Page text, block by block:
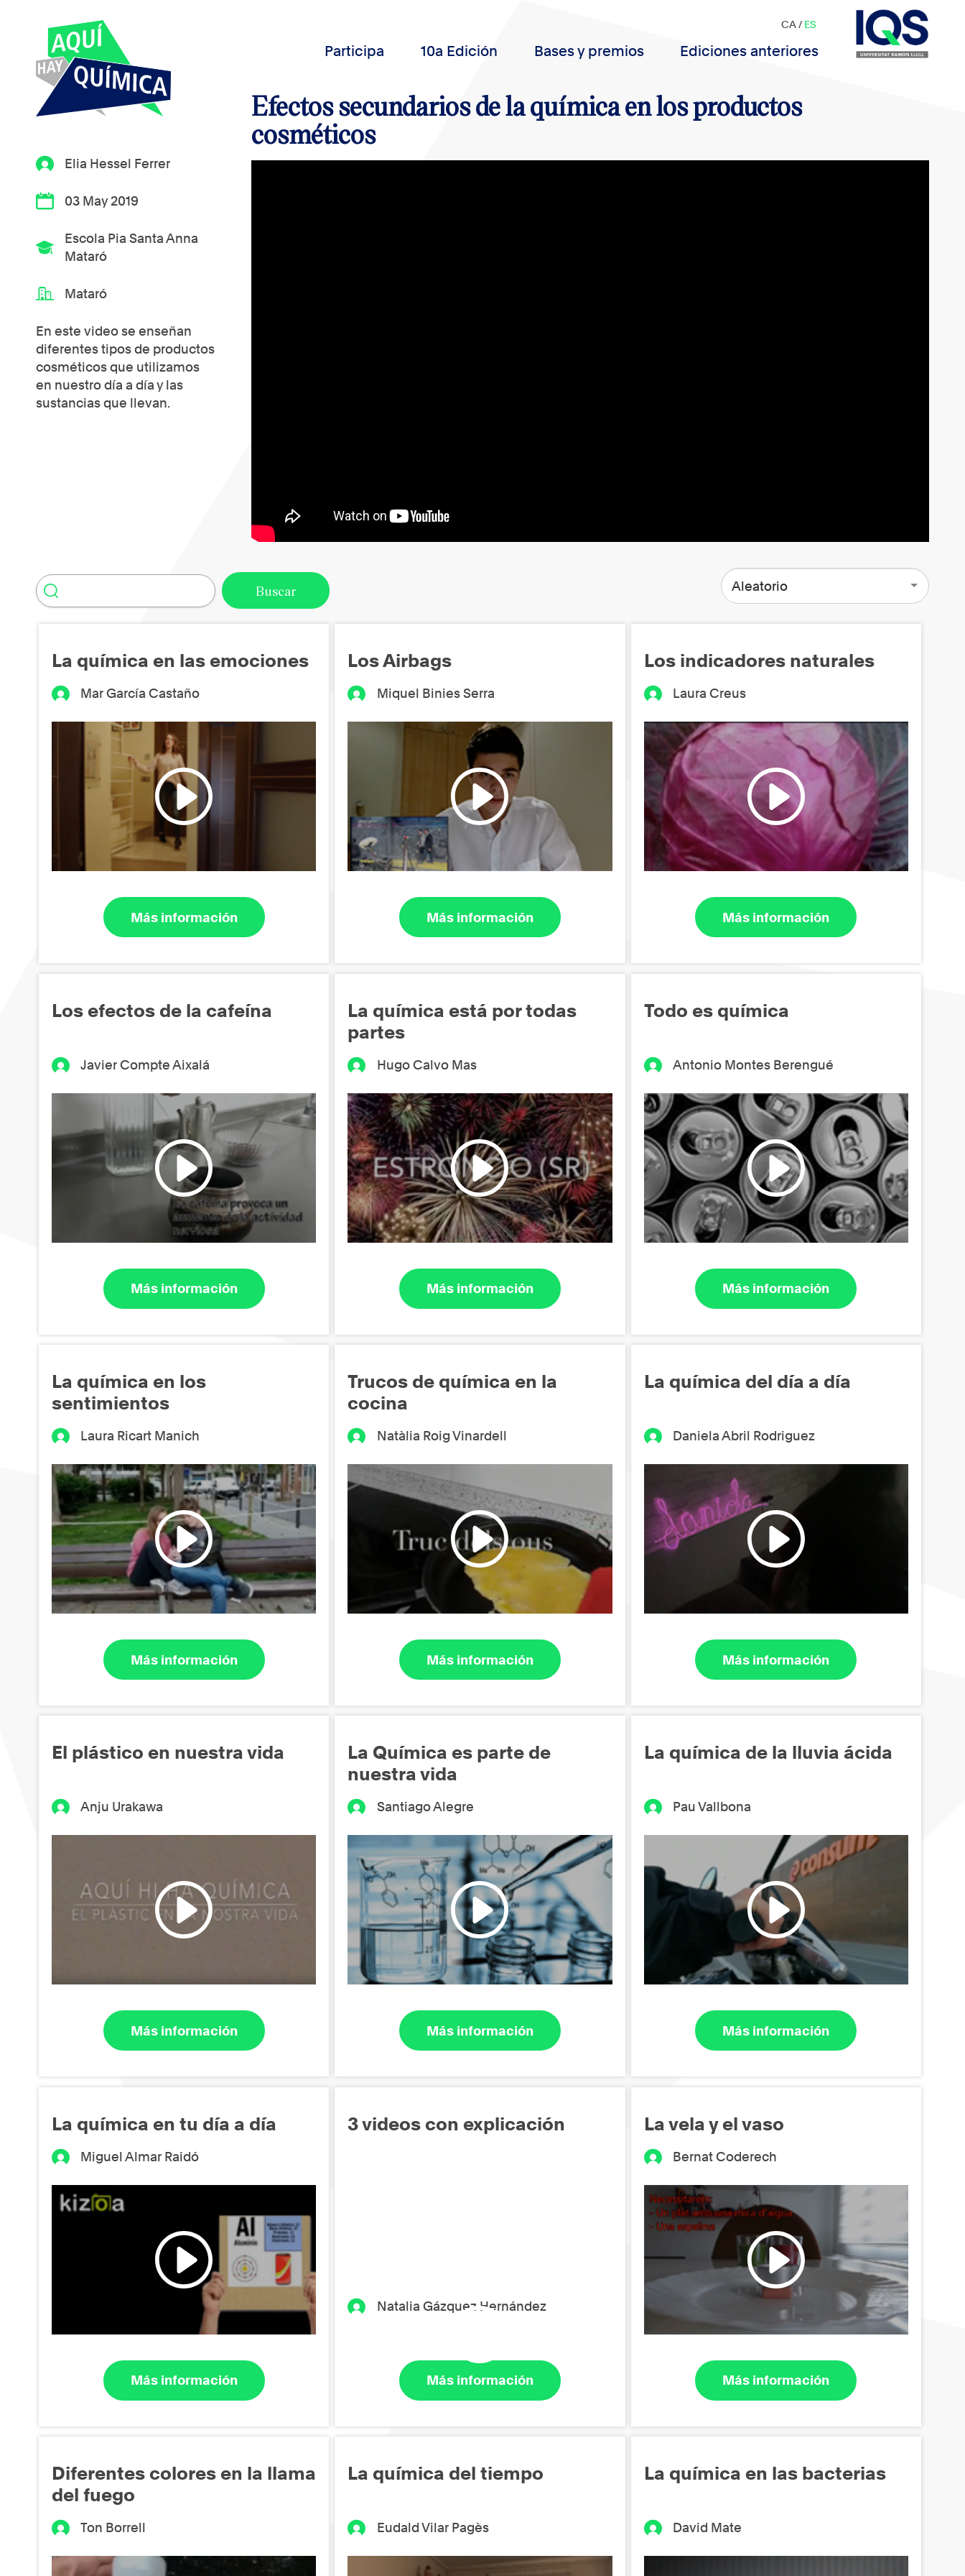
Participa 10a Edición Bases y premios Ediciones anteriores
CA/ ES
Elia Hessel Ferrer
03 May 2019
Escola Pia Santa Anna
Mataró
Mataró
En este video se enseñan
diferentes tipos de productos
cosméticos que utilizamos
en nuestro día a día y las
sustancias que llevan.
Efectos secundarios de la química en los productos
cosméticos
Aleatorio
La química en las emociones
Mar García Castaño
Más información
Los Airbags
Miquel Binies Serra
Más información
Los indicadores naturales
Laura Creus
Más información
Los efectos de la cafeína
Javier Compte Aixalá
Más información
La química está por todas
partes
Hugo Calvo Mas
Más información
Todo es química
Antonio Montes Berengué
Más información
La química en los
sentimientos
Laura Ricart Manich
Más información
Trucos de química en la
cocina
Natàlia Roig Vinardell
Más información
La química del día a día
Daniela Abril Rodriguez
Más información
El plástico en nuestra vida
Anju Urakawa
Más información
La Química es parte de
nuestra vida
Santiago Alegre
Más información
La química de la lluvia ácida
Pau Vallbona
Más información
La química en tu día a día
Miguel Almar Raidó
Más información
3 videos con explicación
Natalia Gázquez Hernández
Más información
La vela y el vaso
Bernat Coderech
Más información
Diferentes colores en la llama
del fuego
Ton Borrell
La química del tiempo
Eudald Vilar Pagès
La química en las bacterias
David Mate